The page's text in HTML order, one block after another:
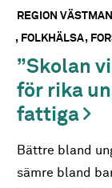
REGION
FOLKHÄLSA
”Skolan
för rika
fattiga
Bättre bland
sämre bland